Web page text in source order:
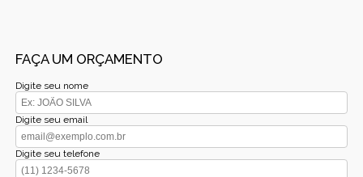
FAÇA UM ORÇAMENTO
Digite seu nome
Digite seu email
Digite seu telefone